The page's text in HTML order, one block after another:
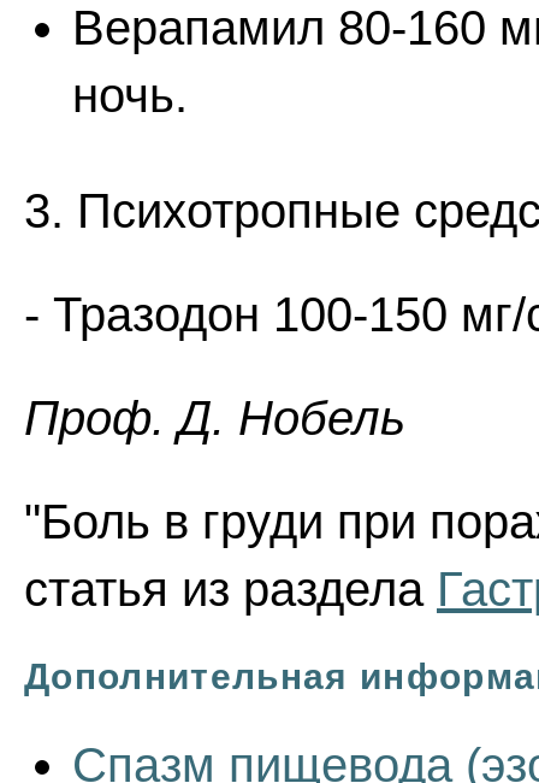
Верапамил 80-160
ночь.
3. Психотропные
- Тразодон 100-150 мг/
Проф. Д. Нобель
"Боль в груди при
статья из раздела
Дополнительная
Спазм пищевода